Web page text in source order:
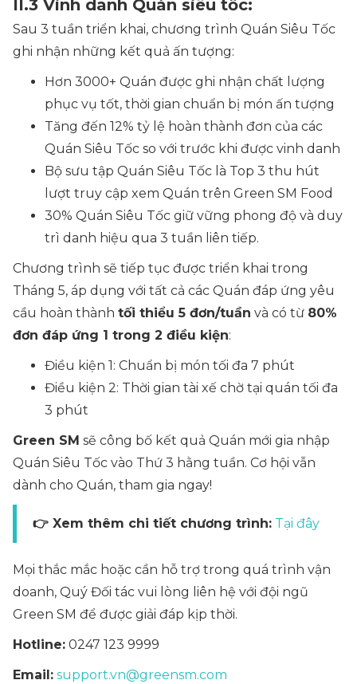
II.3 Vinh danh Quán siêu tốc:
Sau 3 tuần triển khai, chương trình Quán Siêu Tốc
ghi nhận những kết quả ấn tượng:
Hơn 3000+ Quán được ghi nhận chất lượng
phục vụ tốt, thời gian chuẩn bị món ấn tượng
Tăng đến 12% tỷ lệ hoàn thành đơn của các
Quán Siêu Tốc so với trước khi được vinh danh
Bộ sưu tập Quán Siêu Tốc là Top 3 thu hút
lượt truy cập xem Quán trên Green SM Food
30% Quán Siêu Tốc giữ vững phong độ và duy
trì danh hiệu qua 3 tuần liên tiếp.
Chương trình sẽ tiếp tục được triển khai trong
Tháng 5, áp dụng với tất cả các Quán đáp ứng yêu
cầu hoàn thành tối thiểu 5 đơn/tuần và có từ 80%
đơn đáp ứng 1 trong 2 điều kiện:
Điều kiện 1: Chuẩn bị món tối đa 7 phút
Điều kiện 2: Thời gian tài xế chờ tại quán tối đa
3 phút
Green SM sẽ công bố kết quả Quán mới gia nhập
Quán Siêu Tốc vào Thứ 3 hằng tuần. Cơ hội vẫn
dành cho Quán, tham gia ngay!
👉 Xem thêm chi tiết chương trình: Tại đây
Mọi thắc mắc hoặc cần hỗ trợ trong quá trình vận
doanh, Quý Đối tác vui lòng liên hệ với đội ngũ
Green SM để được giải đáp kịp thời.
Hotline: 0247 123 9999
Email: support.vn@greensm.com